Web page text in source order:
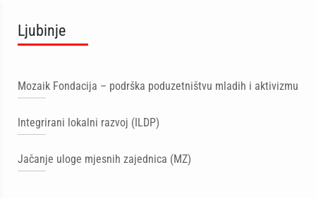
Ljubinje
Mozaik Fondacija – podrška poduzetništvu mladih i aktivizmu
Integrirani lokalni razvoj (ILDP)
Jačanje uloge mjesnih zajednica (MZ)